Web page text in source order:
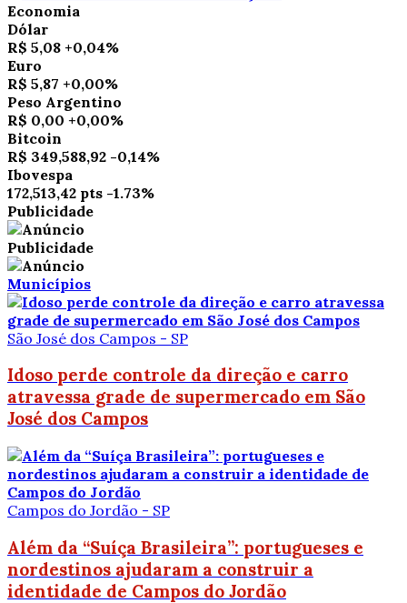
Economia
Dólar
R$ 5,08 +0,04%
Euro
R$ 5,87 +0,00%
Peso Argentino
R$ 0,00 +0,00%
Bitcoin
R$ 349,588,92 -0,14%
Ibovespa
172,513,42 pts -1.73%
Publicidade
Publicidade
Municípios
São José dos Campos - SP
Idoso perde controle da direção e carro
atravessa grade de supermercado em São
José dos Campos
Campos do Jordão - SP
Além da “Suíça Brasileira”: portugueses e
nordestinos ajudaram a construir a
identidade de Campos do Jordão